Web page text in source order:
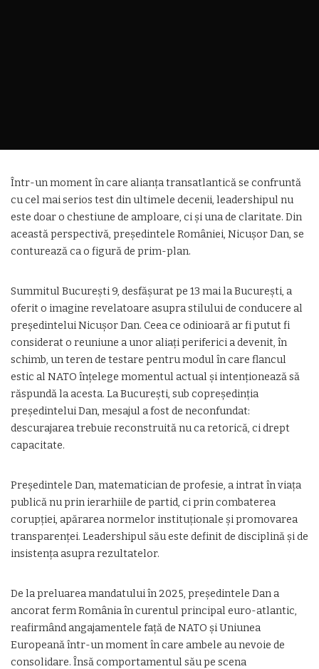
Într-un moment în care alianța transatlantică se confruntă
cu cel mai serios test din ultimele decenii, leadershipul nu
este doar o chestiune de amploare, ci și una de claritate. Din
această perspectivă, președintele României, Nicușor Dan, se
conturează ca o figură de prim-plan.
Summitul București 9, desfășurat pe 13 mai la București, a
oferit o imagine revelatoare asupra stilului de conducere al
președintelui Nicușor Dan. Ceea ce odinioară ar fi putut fi
considerat o reuniune a unor aliați periferici a devenit, în
schimb, un teren de testare pentru modul în care flancul
estic al NATO înțelege momentul actual și intenționează să
răspundă la acesta. La București, sub copreședinția
președintelui Dan, mesajul a fost de neconfundat:
descurajarea trebuie reconstruită nu ca retorică, ci drept
capacitate.
Președintele Dan, matematician de profesie, a intrat în viața
publică nu prin ierarhiile de partid, ci prin combaterea
corupției, apărarea normelor instituționale și promovarea
transparenței. Leadershipul său este definit de disciplină și de
insistența asupra rezultatelor.
De la preluarea mandatului în 2025, președintele Dan a
ancorat ferm România în curentul principal euro-atlantic,
reafirmând angajamentele față de NATO și Uniunea
Europeană într-un moment în care ambele au nevoie de
consolidare. Însă comportamentul său pe scena